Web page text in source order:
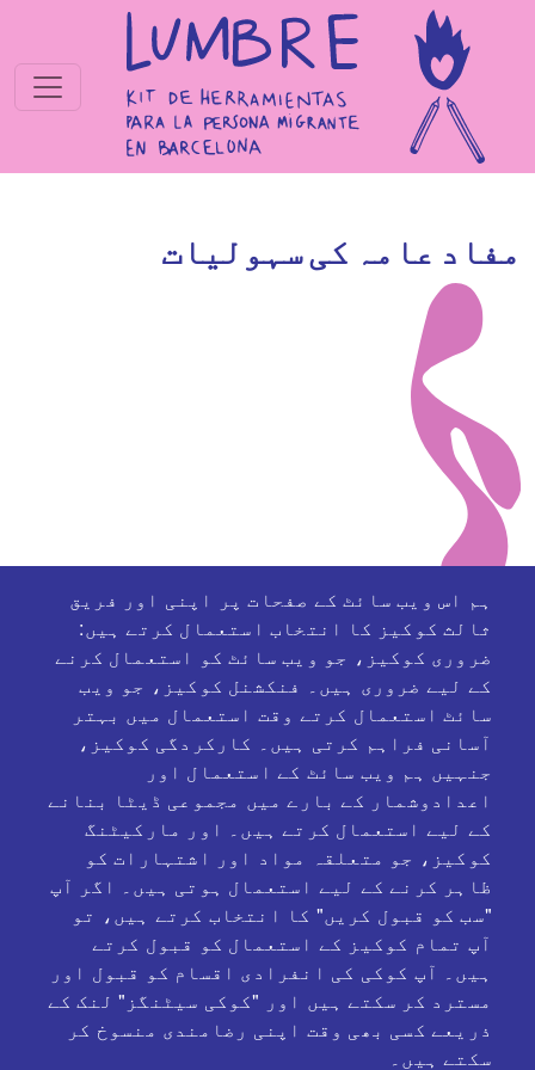
Skip to main content
مفاد عامہ کی سہولیات
وسائل شامل کریں۔
معاون ادارے
ہم اس ویب سائٹ کے صفحات پر اپنی اور فریق
ثالث کوکیز کا انتخاب استعمال کرتے ہیں:
ضروری کوکیز، جو ویب سائٹ کو استعمال کرنے
کے لیے ضروری ہیں۔ فنکشنل کوکیز، جو ویب
سائٹ استعمال کرتے وقت استعمال میں بہتر
آسانی فراہم کرتی ہیں۔ کارکردگی کوکیز،
جنہیں ہم ویب سائٹ کے استعمال اور
اعدادوشمار کے بارے میں مجموعی ڈیٹا بنانے
کے لیے استعمال کرتے ہیں۔ اور مارکیٹنگ
کوکیز، جو متعلقہ مواد اور اشتہارات کو
ظاہر کرنے کے لیے استعمال ہوتی ہیں۔ اگر آپ
"سب کو قبول کریں" کا انتخاب کرتے ہیں، تو
آپ تمام کوکیز کے استعمال کو قبول کرتے
ہیں۔ آپ کوکی کی انفرادی اقسام کو قبول اور
مسترد کر سکتے ہیں اور "کوکی سیٹنگز" لنک ​​کے
ذریعے کسی بھی وقت اپنی رضامندی منسوخ کر
سکتے ہیں۔